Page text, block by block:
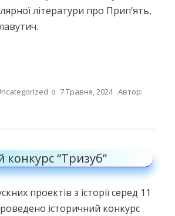
літератури про Прип’ять,
о 7 Травня, 2024 Автор:
конкурс “Тризуб”
проектів з історії серед 11
історичний конкурс